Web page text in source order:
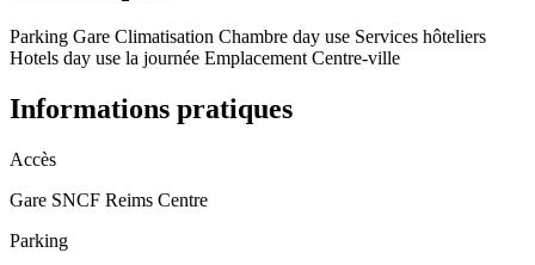
Parking Gare Climatisation Chambre day use Services hôteliers
Hotels day use la journée Emplacement Centre-ville
Informations pratiques
Accès
Gare SNCF Reims Centre
Parking